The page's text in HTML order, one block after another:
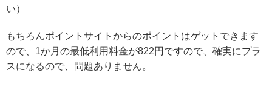
い）
もちろんポイントサイトからのポイントはゲットできます
ので、1か月の最低利用料金が822円ですので、確実にプラ
スになるので、問題ありません。